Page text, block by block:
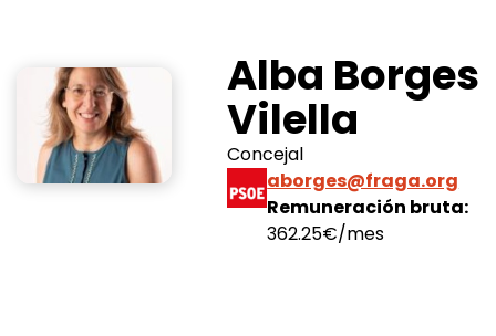
Alba Borges
Vilella
Concejal
aborges@fraga.org
Remuneración bruta:
362.25€/mes